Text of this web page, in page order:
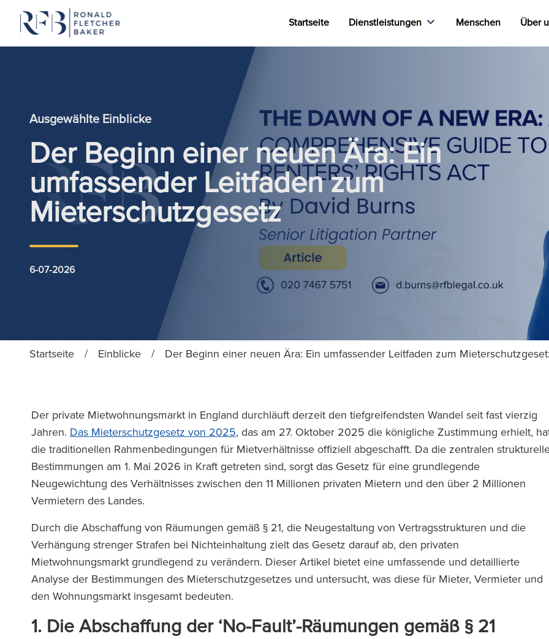
Startseite Dienstleistungen Menschen Über
Ausgewählte Einblicke
Der Beginn einer neuen Ära: Ein
umfassender Leitfaden zum
Mieterschutzgesetz
6-07-2026
Startseite / Einblicke / Der Beginn einer neuen Ära: Ein umfassender Leitfaden zum
Der private Mietwohnungsmarkt in England durchläuft derzeit den tiefgreifendsten Wandel seit fast vierzig
Jahren. Das Mieterschutzgesetz von 2025, das am 27. Oktober 2025 die königliche Zustimmung erhielt,
die traditionellen Rahmenbedingungen für Mietverhältnisse offiziell abgeschafft. Da die zentralen
Bestimmungen am 1. Mai 2026 in Kraft getreten sind, sorgt das Gesetz für eine grundlegende
Neugewichtung des Verhältnisses zwischen den 11 Millionen privaten Mietern und den über 2 Millionen
Vermietern des Landes.
Durch die Abschaffung von Räumungen gemäß § 21, die Neugestaltung von Vertragsstrukturen und die
Verhängung strenger Strafen bei Nichteinhaltung zielt das Gesetz darauf ab, den privaten
Mietwohnungsmarkt grundlegend zu verändern. Dieser Artikel bietet eine umfassende und detaillierte
Analyse der Bestimmungen des Mieterschutzgesetzes und untersucht, was diese für Mieter, Vermieter und
den Wohnungsmarkt insgesamt bedeuten.
1. Die Abschaffung der ‘No-Fault’-Räumungen gemäß § 21